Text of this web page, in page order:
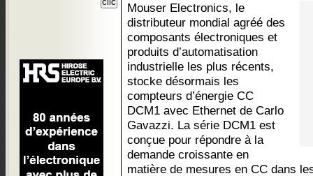
Mouser Electronics, le
distributeur mondial agréé des
composants électroniques et
produits d’automatisation
industrielle les plus récents,
stocke désormais les
compteurs d’énergie CC
DCM1 avec Ethernet de Carlo
Gavazzi. La série DCM1 est
conçue pour répondre à la
demande croissante en
matière de mesures en CC dans